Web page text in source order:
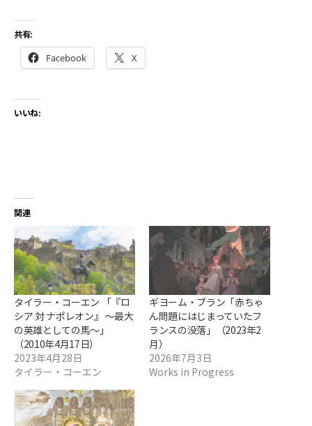
共有:
Facebook X
いいね:
関連
タイラー・コーエン 「『ロ
シア 対 ナポレオン』 ～最大
の英雄としての馬～」
（2010年4月17日）
2023年4月28日
タイラー・コーエン
ギヨーム・ブラン「赤ちゃ
ん問題にはじまっていたフ
ランスの没落」（2023年2
月）
2026年7月3日
Works in Progress